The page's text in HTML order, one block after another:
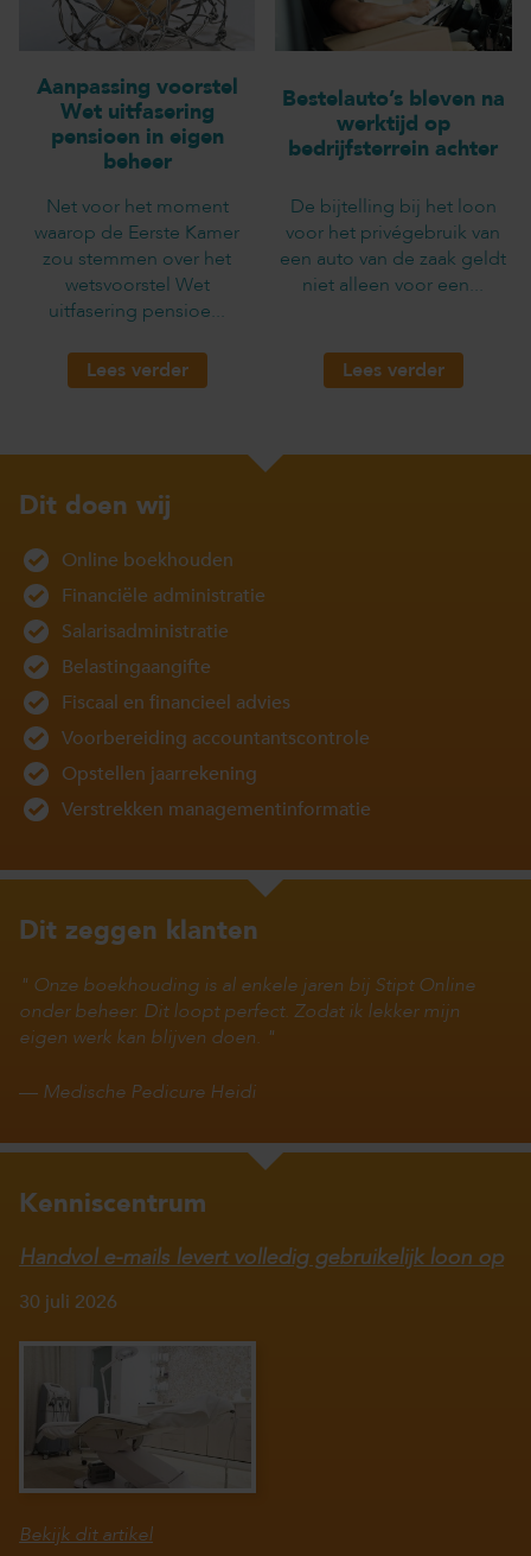
Aanpassing voorstel
Wet uitfasering
pensioen in eigen
beheer
Net voor het moment
waarop de Eerste Kamer
zou stemmen over het
wetsvoorstel Wet
uitfasering pensioe...
Lees verder
Bestelauto’s bleven na
werktijd op
bedrijfsterrein achter
De bijtelling bij het loon
voor het privégebruik van
een auto van de zaak geldt
niet alleen voor een...
Lees verder
Dit doen wij
Online boekhouden
Financiële administratie
Salarisadministratie
Belastingaangifte
Fiscaal en financieel advies
Voorbereiding accountantscontrole
Opstellen jaarrekening
Verstrekken managementinformatie
Dit zeggen klanten
Onze boekhouding is al enkele jaren bij Stipt Online
onder beheer. Dit loopt perfect. Zodat ik lekker mijn
eigen werk kan blijven doen.
— Medische Pedicure Heidi
Kenniscentrum
Handvol e-mails levert volledig gebruikelijk loon op
30 juli 2026
Bekijk dit artikel